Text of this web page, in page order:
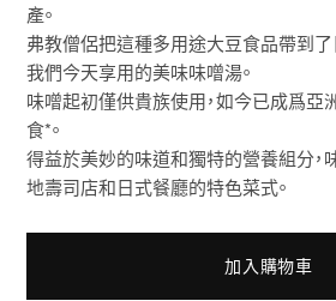
產。
弗教僧侶把這種多用途大豆食品帶到了
我們今天享用的美味味噌湯。
味噌起初僅供貴族使用，如今已成爲亞
食*。
得益於美妙的味道和獨特的營養組分，
地壽司店和日式餐廳的特色菜式。
加入購物車